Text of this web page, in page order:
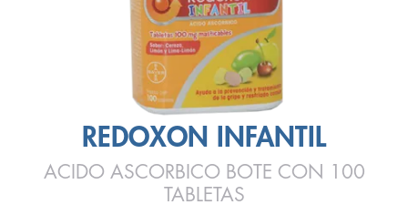
REDOXON INFANTIL
ACIDO ASCORBICO BOTE CON 100
TABLETAS